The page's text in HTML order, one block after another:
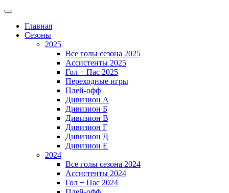
Главная
Сезоны
2025
Все голы сезона 2025
Ассистенты 2025
Гол + Пас 2025
Переходные игры
Плей-офф
Дивизион A
Дивизион Б
Дивизион В
Дивизион Г
Дивизион Д
Дивизион Е
2024
Все голы сезона 2024
Ассистенты 2024
Гол + Пас 2024